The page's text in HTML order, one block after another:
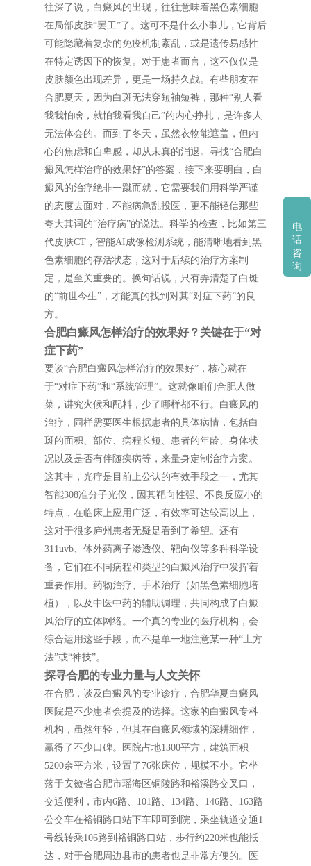
往深了说，白癜风的出现，往往意味着黑色素细胞
在局部皮肤“罢工”了。这可不是什么小事儿，它背后
可能隐藏着复杂的免疫机制紊乱，或是遗传易感性
在特定诱因下的恢复。对于患者而言，这不仅仅是
皮肤颜色出现差异，更是一场持久战。有些朋友在
合肥夏天，因为白斑无法穿短袖短裤，那种“别人看
我我怕啥，就怕我看我自己”的内心挣扎，是许多人
无法体会的。而到了冬天，虽然衣物能遮盖，但内
心的焦虑和自卑感，却从未真的消退。寻找“合肥白
癜风怎样治疗的效果好”的答案，接下来要明白，白
癜风的治疗绝非一蹴而就，它需要我们用科学严谨
的态度去面对，不能病急乱投医，更不能轻信那些
夸大其词的“治疗病”的说法。科学的检查，比如第三
代皮肤CT，智能AI成像检测系统，能清晰地看到黑
色素细胞的存活状态，这对于后续的治疗方案制
定，是至关重要的。换句话说，只有弄清楚了白斑
的“前世今生”，才能真的找到对其“对症下药”的良
方。
合肥白癜风怎样治疗的效果好？关键在于“对
症下药”
要谈“合肥白癜风怎样治疗的效果好”，核心就在
于“对症下药”和“系统管理”。这就像咱们合肥人做
菜，讲究火候和配料，少了哪样都不行。白癜风的
治疗，同样需要医生根据患者的具体病情，包括白
斑的面积、部位、病程长短、患者的年龄、身体状
况以及是否有伴随疾病等，来量身定制治疗方案。
这其中，光疗是目前上公认的有效手段之一，尤其
智能308准分子光仪，因其靶向性强、不良反应小的
特点，在临床上应用广泛，有效率可达较高以上，
这对于很多庐州患者无疑是看到了希望。还有
311uvb、体外药离子渗透仪、靶向仪等多种科学设
备，它们在不同病程和类型的白癜风治疗中发挥着
重要作用。药物治疗、手术治疗（如黑色素细胞培
植），以及中医中药的辅助调理，共同构成了白癜
风治疗的立体网络。一个真的专业的医疗机构，会
综合运用这些手段，而不是单一地注意某一种“土方
法”或“神技”。
探寻合肥的专业力量与人文关怀
在合肥，谈及白癜风的专业诊疗，合肥华夏白癜风
医院是不少患者会提及的选择。这家的白癜风专科
机构，虽然年轻，但其在白癜风领域的深耕细作，
赢得了不少口碑。医院占地1300平方，建筑面积
5200余平方米，设置了76张床位，规模不小。它坐
落于安徽省合肥市瑶海区铜陵路和裕溪路交叉口，
交通便利，市内6路、101路、134路、146路、163路
公交车在裕铜路口站下车即可到院，乘坐轨道交通1
号线转乘106路到裕铜路口站，步行约220米也能抵
达，对于合肥周边县市的患者也是非常方便的。医
电
话
咨
询